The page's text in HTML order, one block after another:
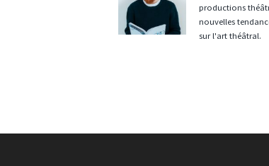
productions
nouvelles
sur l'art théâtral.